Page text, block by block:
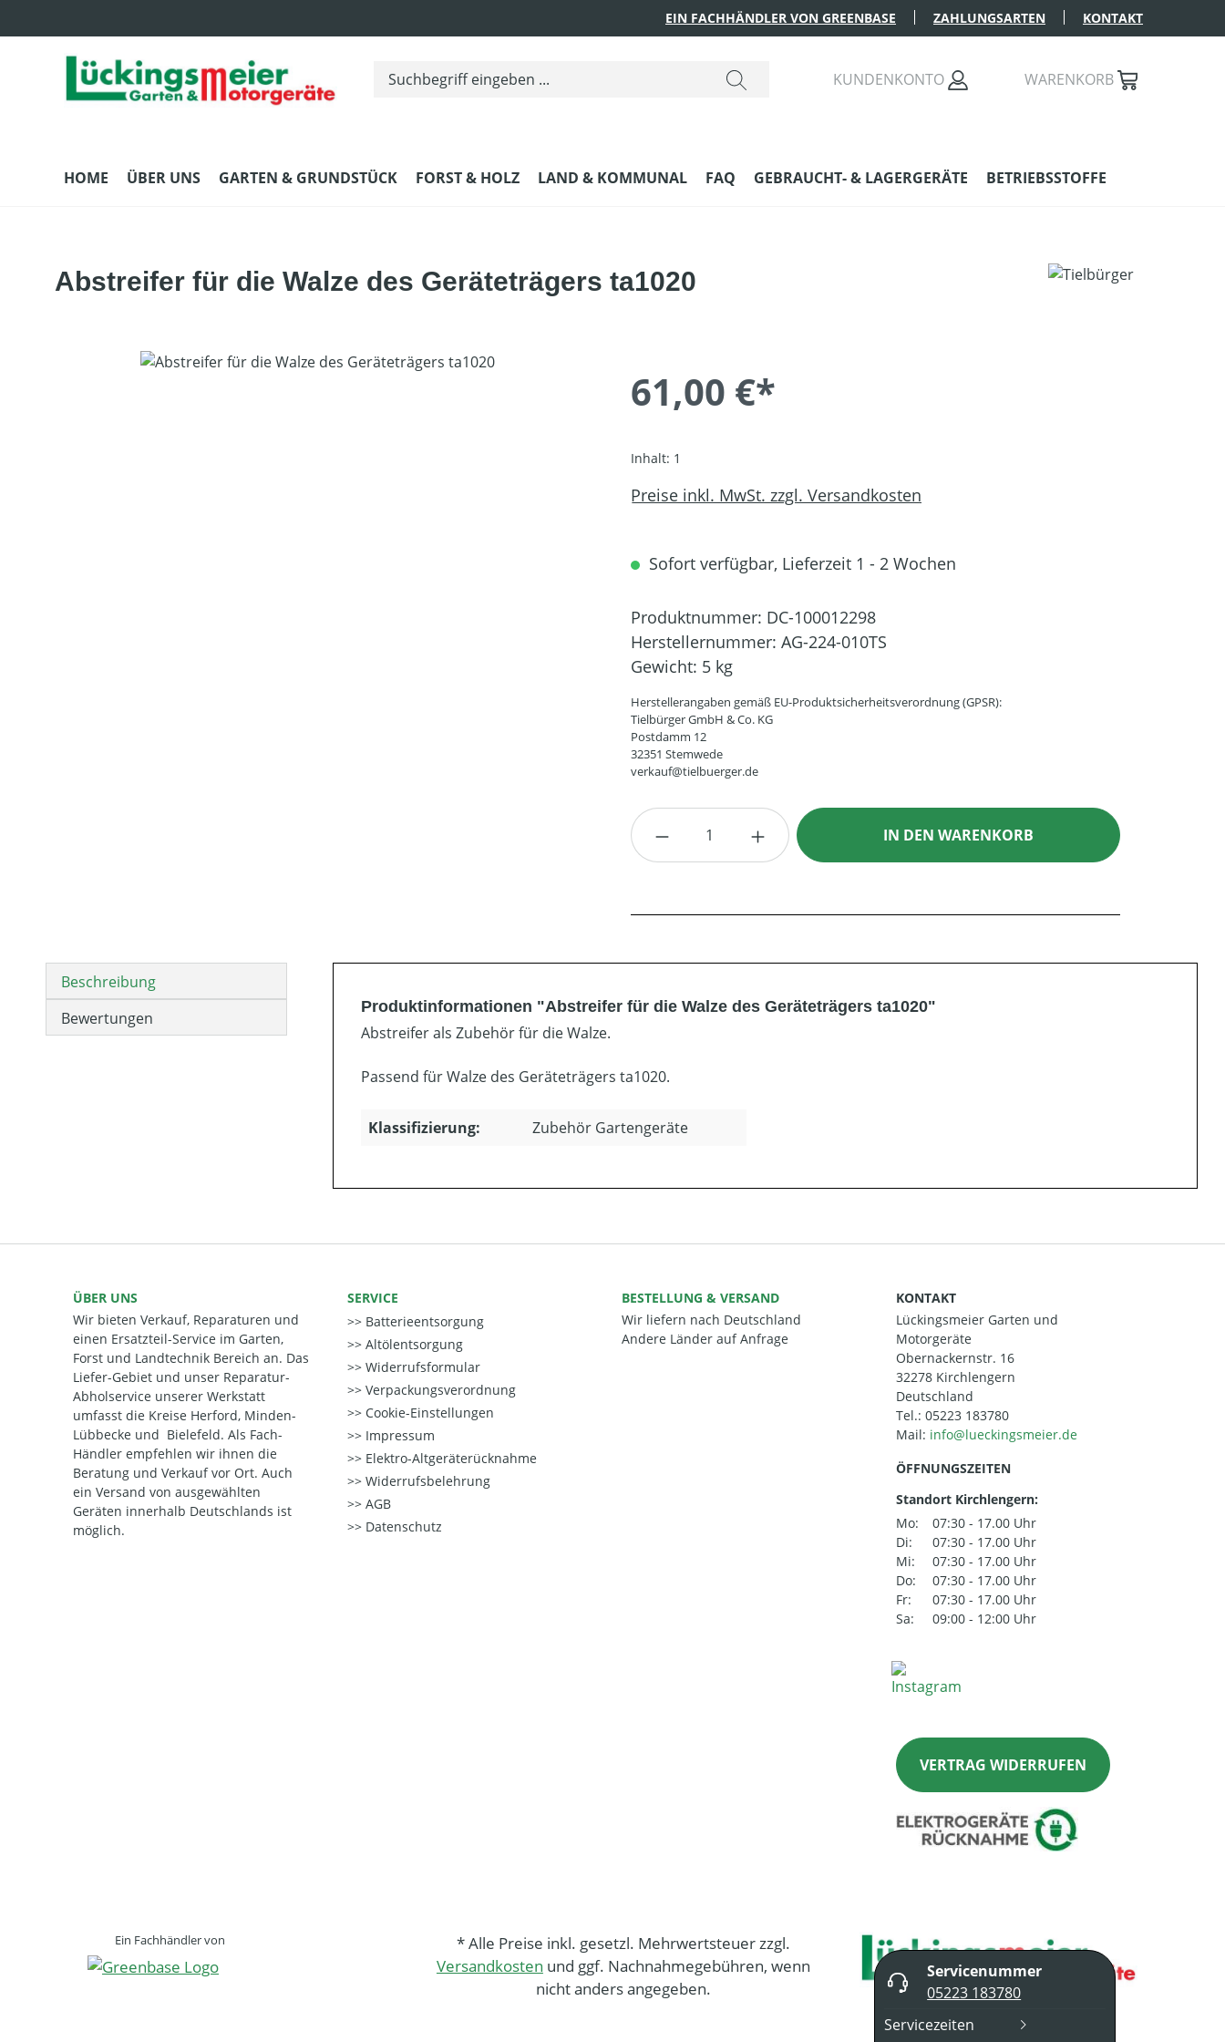
EIN FACHHÄNDLER VON GREENBASE ZAHLUNGSARTEN KONTAKT
KUNDENKONTO WARENKORB
HOME ÜBER UNS GARTEN & GRUNDSTÜCK FORST & HOLZ LAND & KOMMUNAL FAQ GEBRAUCHT- & LAGERGERÄTE BETRIEBSSTOFFE
Abstreifer für die Walze des Geräteträgers ta1020
Bildergalerie überspringen
61,00 €*
Inhalt: 1
Preise inkl. MwSt. zzgl. Versandkosten
Sofort verfügbar, Lieferzeit 1 - 2 Wochen
Produktnummer: DC-100012298
Herstellernummer: AG-224-010TS
Gewicht: 5 kg
Herstellerangaben gemäß EU-Produktsicherheitsverordnung (GPSR):
Tielbürger GmbH & Co. KG
Postdamm 12
32351 Stemwede
verkauf@tielbuerger.de
Produkt Anzahl: Gib den gewünschten Wert ein oder
IN DEN WARENKORB
Beschreibung
Bewertungen
Produktinformationen "Abstreifer für die Walze des Geräteträgers ta1020"
Abstreifer als Zubehör für die Walze.
Passend für Walze des Geräteträgers ta1020.
Klassifizierung: Zubehör Gartengeräte
ÜBER UNS
Wir bieten Verkauf, Reparaturen und
einen Ersatzteil-Service im Garten,
Forst und Landtechnik Bereich an. Das
Liefer-Gebiet und unser Reparatur-
Abholservice unserer Werkstatt
umfasst die Kreise Herford, Minden-
Lübbecke und Bielefeld. Als Fach-
Händler empfehlen wir ihnen die
Beratung und Verkauf vor Ort. Auch
ein Versand von ausgewählten
Geräten innerhalb Deutschlands ist
möglich.
SERVICE
Batterieentsorgung
Altölentsorgung
Widerrufsformular
Verpackungsverordnung
Cookie-Einstellungen
Impressum
Elektro-Altgeräterücknahme
Widerrufsbelehrung
AGB
Datenschutz
BESTELLUNG & VERSAND
Wir liefern nach Deutschland
Andere Länder auf Anfrage
KONTAKT
Lückingsmeier Garten und
Motorgeräte
Obernackernstr. 16
32278 Kirchlengern
Deutschland
Tel.: 05223 183780
Mail:
ÖFFNUNGSZEITEN
Standort Kirchlengern:
Mo:
07:30 - 17.00 Uhr
Di:
07:30 - 17.00 Uhr
Mi:
07:30 - 17.00 Uhr
Do:
07:30 - 17.00 Uhr
Fr:
07:30 - 17.00 Uhr
Sa:
09:00 - 12:00 Uhr
VERTRAG WIDERRUFEN
Ein Fachhändler von
* Alle Preise inkl. gesetzl. Mehrwertsteuer zzgl.
Versandkosten und ggf. Nachnahmegebühren, wenn
nicht anders angegeben.
Servicenummer
05223 183780
Servicezeiten